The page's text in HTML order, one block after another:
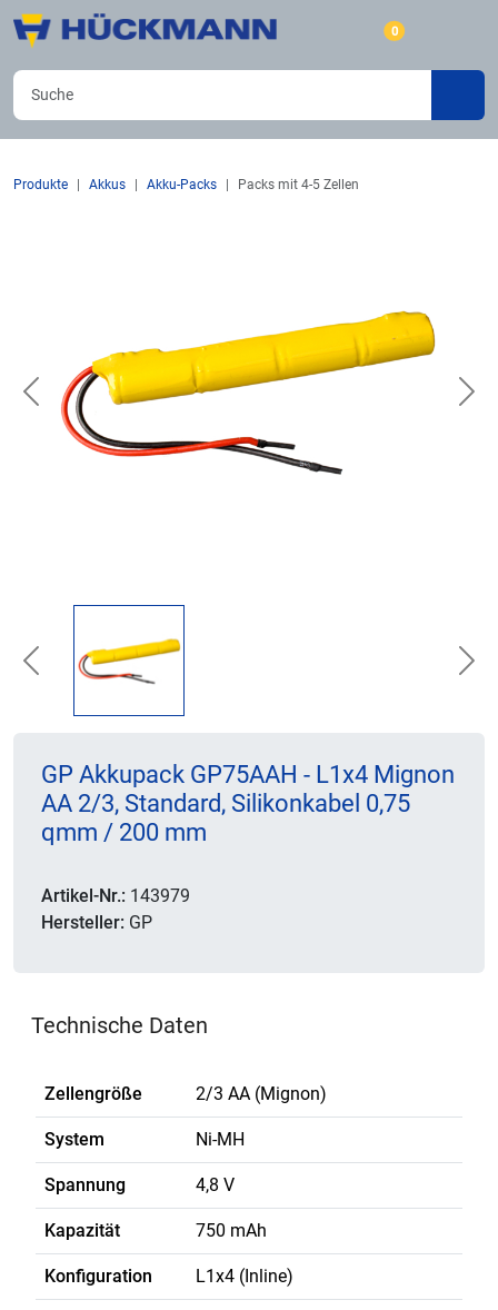
0
Produkte Akkus Akku-Packs Packs mit 4-5 Zellen
Previous
Previous
GP Akkupack GP75AAH - L1x4 Mignon
AA 2/3, Standard, Silikonkabel 0,75
qmm / 200 mm
Artikel-Nr.: 143979
Hersteller: GP
Technische Daten
Zellengröße 2/3 AA (Mignon)
System Ni-MH
Spannung 4,8 V
Kapazität 750 mAh
Konfiguration L1x4 (Inline)